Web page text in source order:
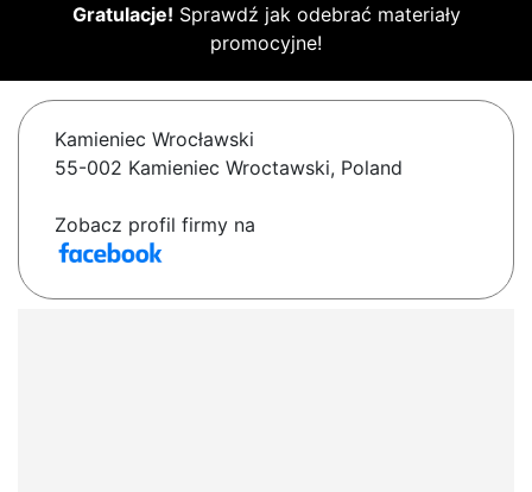
Gratulacje! Sprawdź jak odebrać materiały
promocyjne!
Kamieniec Wrocławski
55-002 Kamieniec Wroctawski, Poland
Zobacz profil firmy na